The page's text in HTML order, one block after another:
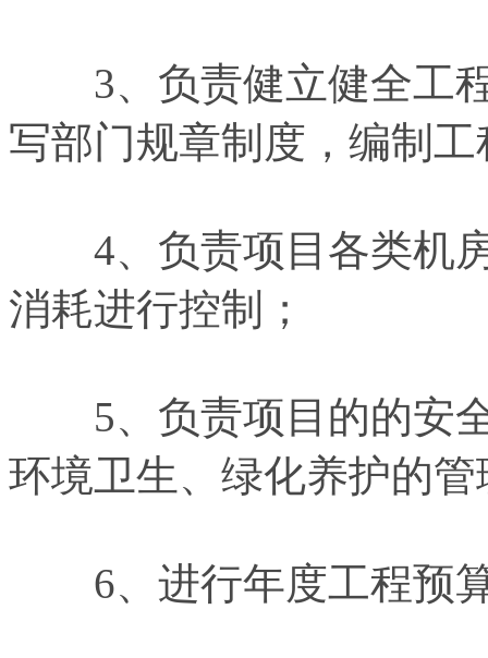
3、负责健立健全工程
写部门规章制度，编制
4、负责项目各类机房
消耗进行控制；
5、负责项目的的安全
环境卫生、绿化养护的管
6、进行年度工程预算